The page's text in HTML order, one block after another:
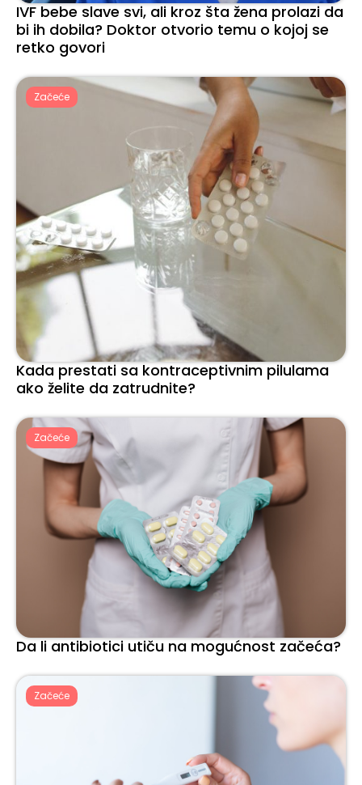
IVF bebe slave svi, ali kroz šta žena prolazi da
bi ih dobila? Doktor otvorio temu o kojoj se
retko govori
Začeće
Kada prestati sa kontraceptivnim pilulama
ako želite da zatrudnite?
Začeće
Da li antibiotici utiču na mogućnost začeća?
Začeće